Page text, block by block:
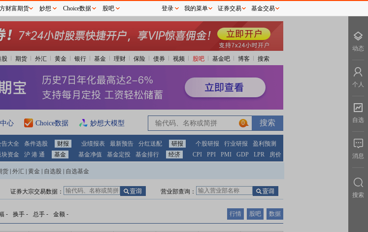
股 期货 外汇 黄金 银行 基金 理财 保险 债券 视频 股吧 基金吧 博客 搜索
心 Choice数据 妙想大模型 0
告大全 条件选股 财报 业绩报表 最新预告 分红送配 研报 个股研报 行业研报
盈利预测
块资金 沪 港 通 基金 基金净值 基金定投 基金排行 经济 CPI PPI PMI GDP LPR 房价
货 外汇 黄金 自选股 自选基金
营业部查询：
证券大宗交易数据：
- 换手 - 总手 - 金额 - 行情 股吧 数据
财富期货 妙想 Choice数据 股吧 登录 我的菜单 证券交易 基金交易
动态
个人
自选
消息
搜索